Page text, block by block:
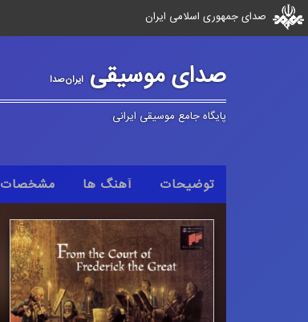
صدای جمهوری اسلامی ایران
صدای موسیقیایران‌صدا
پایگاه جامع موسیقی ایرانی
توضیحات آهنگ ها مشخصات